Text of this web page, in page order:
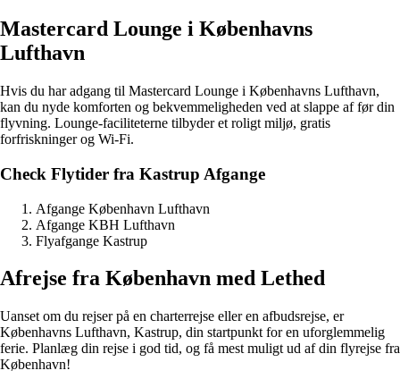
Mastercard Lounge i Københavns
Lufthavn
Hvis du har adgang til Mastercard Lounge i Københavns Lufthavn,
kan du nyde komforten og bekvemmeligheden ved at slappe af før din
flyvning. Lounge-faciliteterne tilbyder et roligt miljø, gratis
forfriskninger og Wi-Fi.
Check Flytider fra Kastrup Afgange
Afgange København Lufthavn
Afgange KBH Lufthavn
Flyafgange Kastrup
Afrejse fra København med Lethed
Uanset om du rejser på en charterrejse eller en afbudsrejse, er
Københavns Lufthavn, Kastrup, din startpunkt for en uforglemmelig
ferie. Planlæg din rejse i god tid, og få mest muligt ud af din flyrejse fra
København!